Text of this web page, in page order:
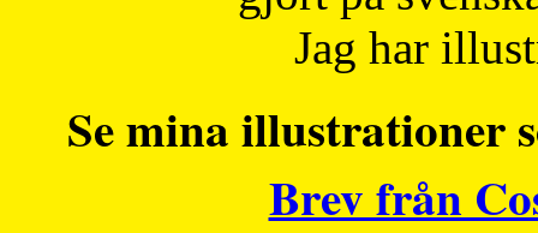
Jag har
Se mina illustrationer
Brev från